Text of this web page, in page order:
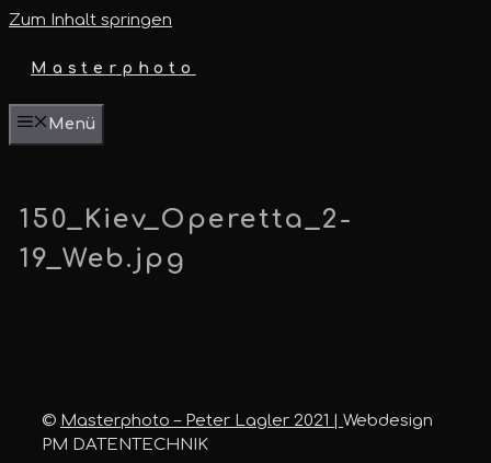
Zum Inhalt springen
Masterphoto
Menü
150_Kiev_Operetta_2-
19_Web.jpg
© Masterphoto – Peter Lagler 2021 | Webdesign
PM DATENTECHNIK